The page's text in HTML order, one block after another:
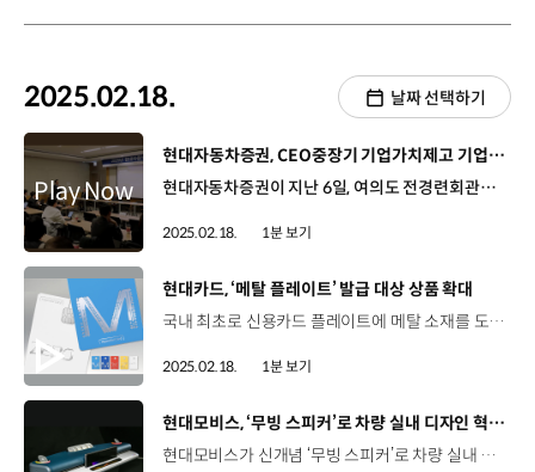
2025.02.18. 날짜 선택하기
[동영상]
현대자동차증권, CEO중장기 기업가치제고 기업설명회
현대자동차증권이 지난 6일, 여의도 전경련회관에서 CEO 중장기 기업가치제고 기업설명회를 개최했습니다. 기관투자자 및 애널리스트들을 대상으로 한 이번 행사에서 현대자동차증권은 중장기 사업계획, 주주 환원, 유상증자 전망, 차세대 원장시스템 구축 효과, ROE 제고 방안 등 구체적 로드맵 제시를 통해 밸류업 및 주주환원 목표 달성의 의지를 강조했습니다. 현대자동차증권은 앞으로도 안정적인 수익성을 꾸준히 유지하며 중장기 기업가치제고 계획을 지속적으로 추진할 계획입니다.
2025.02.18. 1분 보기
[동영상]
현대카드, ‘메탈 플레이트’ 발급 대상 상품 확대
국내 최초로 신용카드 플레이트에 메탈 소재를 도입한 현대카드가 ‘메탈 플레이트’ 발급 대상 상품을 확대합니다. 대상 카드는 현대카드 M·MM·X·Z와 ZERO 등 현대카드를 대표하는 GPCC인 ‘현대 오리지널스’ 전 상품으로 그 동안 프리미엄 상품을 이용하는 회원들만 누려왔던 메탈 플레이트 경험을 일반 회원으로 확대한 것입니다. 현대카드를 신규로 발급하는 회원은 카드 신청 단계에서 메탈 플레이트를 추가로 선택할 수 있고 기존 회원의 경우 내 카드 목록에서 추가 발급을 신청할 수 있습니다.
2025.02.18. 1분 보기
[동영상]
현대모비스, ‘무빙 스피커’로 차량 실내 디자인 혁신 선도'
현대모비스가 신개념 ‘무빙 스피커’로 차량 실내 디자인 혁신에 나섭니다. 현대모비스는 위아래로 움직이는 가변형 디스플레이 시스템에 연동해 회전하는 무빙 스피커 시스템을 개발했는데요. 디스플레이에 맞춰 차량 스피커가 주변부 음파 방해를 최소화하는 방향으로 움직임으로써 사용자에게 최적의 음질을 제공합니다. 손세명 책임연구원 / 현대모비스 음향시스템팀 저희가 개발한 무빙 스피커는 다양한 디스플레이 전개에 맞춰 사용자들에게 최적의 사운드를 제공하고 현대모비스의 차별화된 실내 디자인을 추구하기 위한 기술입니다. 현대모비스는 이번 무빙 스피커 개발과 함께 ‘홀로그래픽 윈드쉴드 투명 디스플레이’와 ‘롤러블 디스플레이’, ‘스위블 디스플레이’, ‘QL 디스플레이’ 등 세계 최초로 개발한 고급 제품 라인업을 바탕으로 글로벌 시장을 공략해 나갈 계획입니다.